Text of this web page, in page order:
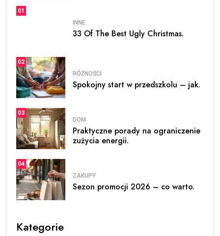
01
INNE
33 Of The Best Ugly Christmas.
02
RÓŻNOŚCI
Spokojny start w przedszkolu – jak.
03
DOM
Praktyczne porady na ograniczenie
zużycia energii.
04
ZAKUPY
Sezon promocji 2026 – co warto.
Kategorie